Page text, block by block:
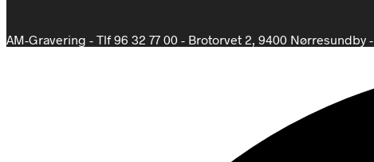
AM-Gravering - Tlf 96 32 77 00 - Brotorvet 2, 9400 Nørresundby -